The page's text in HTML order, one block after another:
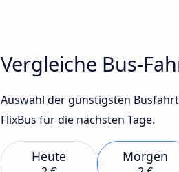
Vergleiche Bus-
Auswahl der günstigsten
FlixBus für die nächsten Tage.
Heute Morgen